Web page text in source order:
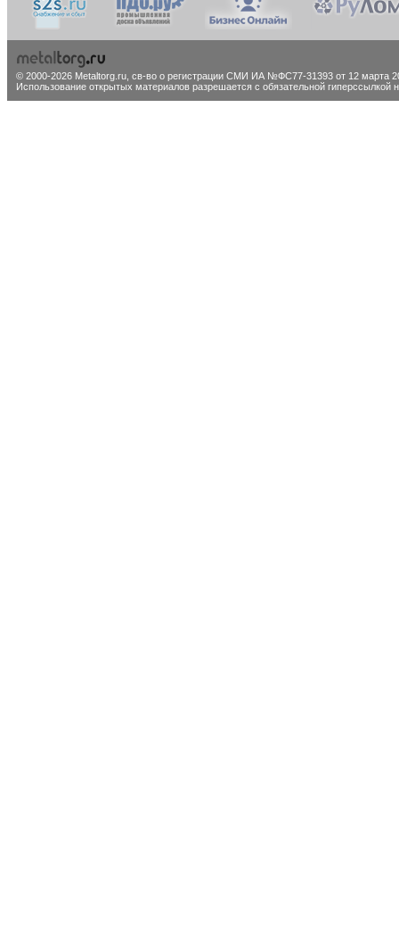
© 2000-2026 Metaltorg.ru, св-во о регистрации СМИ ИА №ФС77-31393 от 12 марта
Использование открытых материалов разрешается с обязательной гиперссылкой